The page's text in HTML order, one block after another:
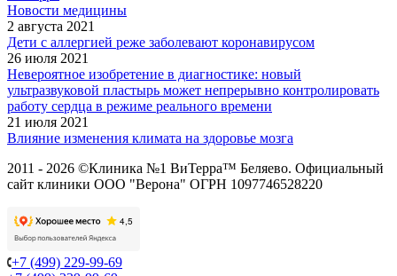
Новости медицины
2 августа 2021
Дети с аллергией реже заболевают коронавирусом
26 июля 2021
Невероятное изобретение в диагностике: новый
ультразвуковой пластырь может непрерывно контролировать
работу сердца в режиме реального времени
21 июля 2021
Влияние изменения климата на здоровье мозга
2011 - 2026 ©Клиника №1 ВиТерра™ Беляево. Официальный
сайт клиники ООО "Верона" ОГРН 1097746528220
+7 (499) 229-99-69